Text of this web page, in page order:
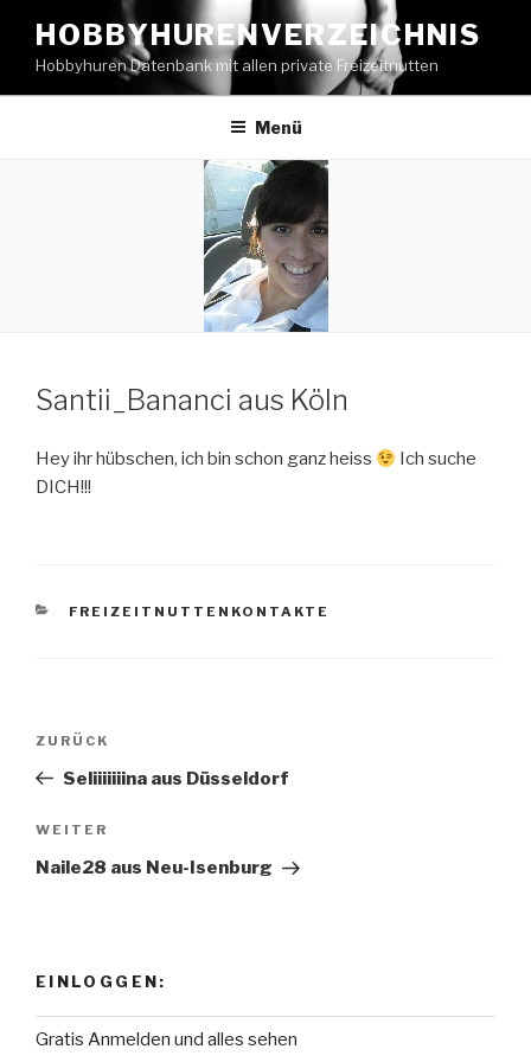
Inhalt
springen
HOBBYHURENVERZEICHNIS
Hobbyhuren Datenbank mit allen private Freizeitnutten
Menü
Santii_Bananci aus Köln
Hey ihr hübschen, ich bin schon ganz heiss
Ich suche
DICH!!!
KATEGORIEN
FREIZEITNUTTENKONTAKTE
Beitragsnavigation
Vorheriger
Beitrag
ZURÜCK
Seliiiiiiina aus Düsseldorf
Nächster
Beitrag
WEITER
Naile28 aus Neu-Isenburg
EINLOGGEN:
Gratis Anmelden und alles sehen